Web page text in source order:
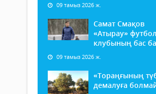
09 тамыз 2026 ж.
Самат Смақов
«Атырау» футбол
клубының бас
09 тамыз 2026 ж.
«Тораңғының
демалуға